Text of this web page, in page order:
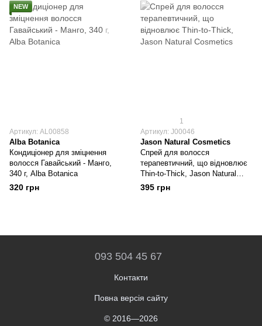
NEW
Артикул: AL00858
Alba Botanica
Кондиціонер для зміцнення
волосся Гавайський - Манго,
340 г, Alba Botanica
320 грн
1
Артикул: J00046
Jason Natural Cosmetics
Спрей для волосся
терапевтичний, що відновлює
Thin-to-Thick, Jason Natural
Cosmetics
395 грн
093 504 45 67
Контакти
Повна версія сайту
© 2016—2026